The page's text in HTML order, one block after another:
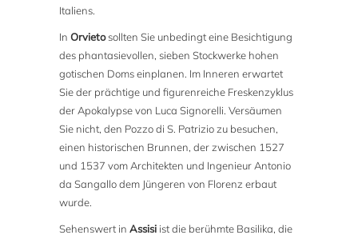
Italiens.
InOrvietosollten Sie unbedingt eine Besichtigung
des phantasievollen, sieben Stockwerke hohen
gotischen Doms einplanen. Im Inneren erwartet
Sie der prächtige und figurenreiche Freskenzyklus
der Apokalypse von Luca Signorelli. Versäumen
Sie nicht, den Pozzo di S. Patrizio zu besuchen,
einen historischen Brunnen, der zwischen 1527
und 1537 vom Architekten und Ingenieur Antonio
da Sangallo dem Jüngeren von Florenz erbaut
wurde.
Sehenswert inAssisi ist die berühmte Basilika, die